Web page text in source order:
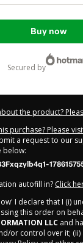
Buy now
secured by
the product?
purchase? Please
a request to our
below:
autofill in? Click
I declare that I (i)
this order on
LLC and
or control over it; (ii)